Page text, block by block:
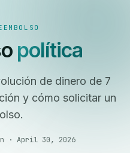
política
de dinero de 7
y cómo solicitar un
· April 30, 2026